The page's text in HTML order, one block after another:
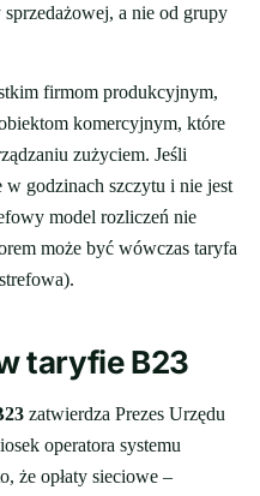
a nie od grupy
firmom produkcyjnym,
komercyjnym, które
zużyciem. Jeśli
w godzinach szczytu i nie jest
model rozliczeń nie
może być wówczas taryfa
taryfie B23
zatwierdza Prezes Urzędu
operatora systemu
że opłaty sieciowe –